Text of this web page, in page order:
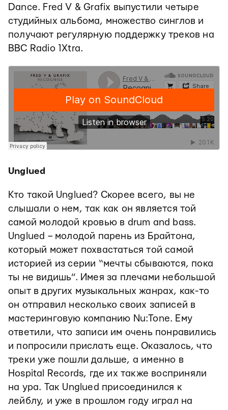
Dance. Fred V & Grafix выпустили четыре
студийных альбома, множество синглов и
получают регулярную поддержку треков на
BBC Radio 1Xtra.
Unglued
Кто такой Unglued? Скорее всего, вы не
слышали о нем, так как он является той
самой молодой кровью в drum and bass.
Unglued – молодой парень из Брайтона,
который может похвастаться той самой
историей из серии “мечты сбываются, пока
ты не видишь”. Имея за плечами небольшой
опыт в других музыкальных жанрах, как-то
он отправил несколько своих записей в
мастеринговую компанию Nu:Tone. Ему
ответили, что записи им очень понравились
и попросили прислать еще. Оказалось, что
треки уже пошли дальше, а именно в
Hospital Records, где их также восприняли
на ура. Так Unglued присоединился к
лейблу, и уже в прошлом году играл на